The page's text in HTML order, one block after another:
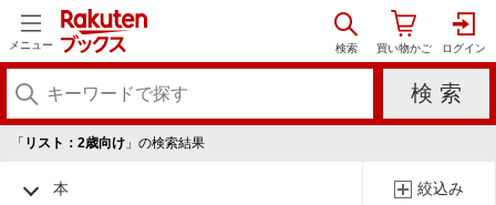
メニュー
「 リスト：2歳向け 」の検索結果
本 絞込み